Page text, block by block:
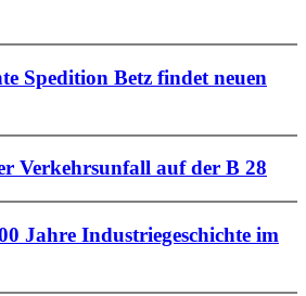
Spedition Betz findet neuen
Verkehrsunfall auf der B 28
Jahre Industriegeschichte im